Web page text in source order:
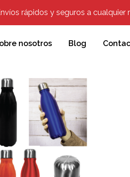
rápidos y seguros a cualquier
nosotros Blog